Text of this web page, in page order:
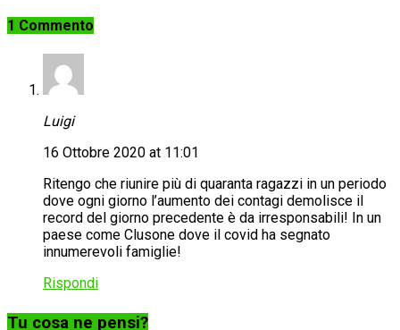
1 Commento
Luigi
16 Ottobre 2020 at 11:01
Ritengo che riunire più di quaranta ragazzi in un periodo
dove ogni giorno l’aumento dei contagi demolisce il
record del giorno precedente è da irresponsabili! In un
paese come Clusone dove il covid ha segnato
innumerevoli famiglie!
Rispondi
Tu cosa ne pensi?